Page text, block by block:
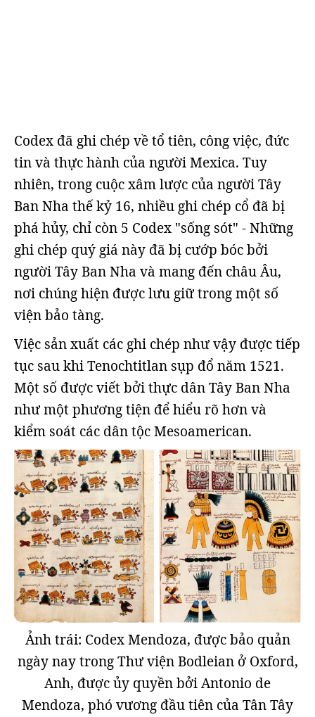
Codex đã ghi chép về tổ tiên, công việc, đức
tin và thực hành của người Mexica. Tuy
nhiên, trong cuộc xâm lược của người Tây
Ban Nha thế kỷ 16, nhiều ghi chép cổ đã bị
phá hủy, chỉ còn 5 Codex "sống sót" - Những
ghi chép quý giá này đã bị cướp bóc bởi
người Tây Ban Nha và mang đến châu Âu,
nơi chúng hiện được lưu giữ trong một số
viện bảo tàng.
Việc sản xuất các ghi chép như vậy được tiếp
tục sau khi Tenochtitlan sụp đổ năm 1521.
Một số được viết bởi thực dân Tây Ban Nha
như một phương tiện để hiểu rõ hơn và
kiểm soát các dân tộc Mesoamerican.
Ảnh trái: Codex Mendoza, được bảo quản
ngày nay trong Thư viện Bodleian ở Oxford,
Anh, được ủy quyền bởi Antonio de
Mendoza, phó vương đầu tiên của Tân Tây